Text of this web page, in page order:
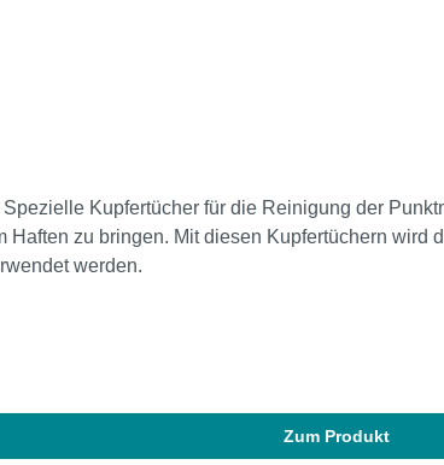
Kupfertücher für die Reinigung der
zu bringen. Mit diesen Kupfertüchern wird
werden.
Zum Produkt